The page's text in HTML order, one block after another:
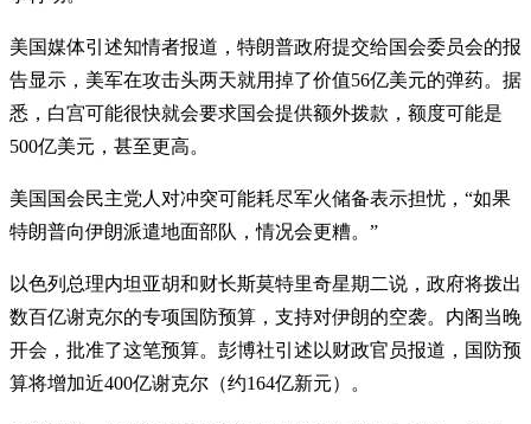
美国媒体引述知情者报道，特朗普政府提交给国会委员会的报
告显示，美军在攻击头两天就用掉了价值56亿美元的弹药。据
悉，白宫可能很快就会要求国会提供额外拨款，额度可能是
500亿美元，甚至更高。
美国国会民主党人对冲突可能耗尽军火储备表示担忧，“如果
特朗普向伊朗派遣地面部队，情况会更糟。”
以色列总理内坦亚胡和财长斯莫特里奇星期二说，政府将拨出
数百亿谢克尔的专项国防预算，支持对伊朗的空袭。内阁当晚
开会，批准了这笔预算。彭博社引述以财政官员报道，国防预
算将增加近400亿谢克尔（约164亿新元）。